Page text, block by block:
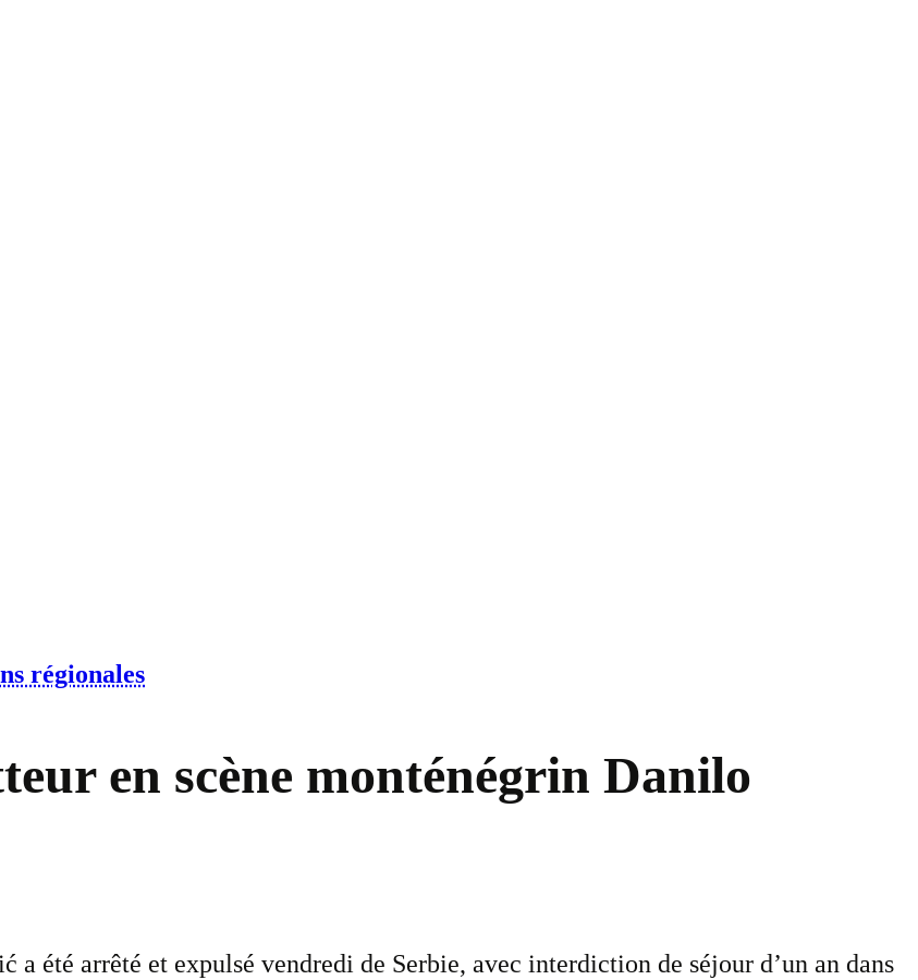
régionales
en scène monténégrin Danilo
été arrêté et expulsé vendredi de Serbie, avec interdiction de séjour d’un an dans